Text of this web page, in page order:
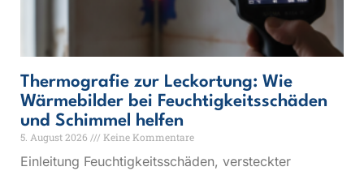
Thermografie zur Leckortung: Wie
Wärmebilder bei Feuchtigkeitsschäden
und Schimmel helfen
5. August 2026 Keine Kommentare
Einleitung Feuchtigkeitsschäden, versteckter